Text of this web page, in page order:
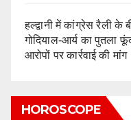
हल्द्वानी में कांग्रेस रैली के
गोदियाल-आर्य का पुतला
आरोपों पर कार्रवाई की मांग
HOROSCOPE